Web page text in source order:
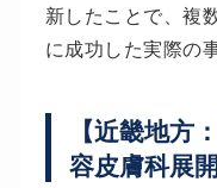
新したことで、複
に成功した実際の
【近畿地方
容皮膚科展